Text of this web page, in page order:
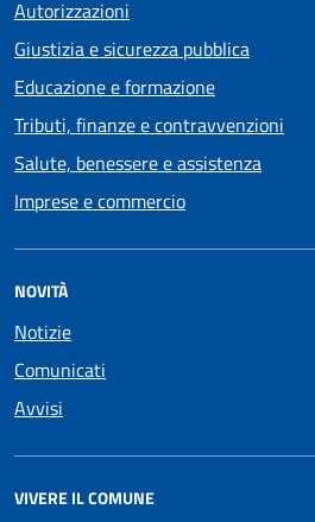
Autorizzazioni
Giustizia e sicurezza pubblica
Educazione e formazione
Tributi, finanze e contravvenzioni
Salute, benessere e assistenza
Imprese e commercio
NOVITÀ
Notizie
Comunicati
Avvisi
VIVERE IL COMUNE